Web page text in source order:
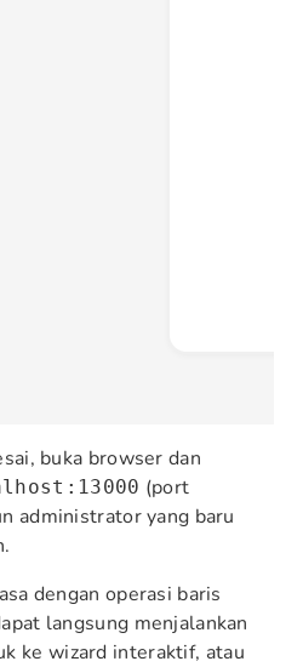
buka browser dan
(port
administrator yang baru
dengan operasi baris
langsung menjalankan
ke wizard interaktif, atau